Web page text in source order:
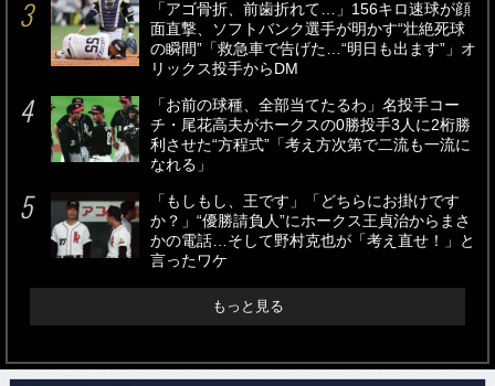
「アゴ骨折、前歯折れて…」156キロ速球が顔
面直撃、ソフトバンク選手が明かす“壮絶死球
の瞬間”「救急車で告げた…“明日も出ます”」オ
リックス投手からDM
「お前の球種、全部当てたるわ」名投手コー
チ・尾花高夫がホークスの0勝投手3人に2桁勝
利させた“方程式”「考え方次第で二流も一流に
なれる」
「もしもし、王です」「どちらにお掛けです
か？」“優勝請負人”にホークス王貞治からまさ
かの電話…そして野村克也が「考え直せ！」と
言ったワケ
もっと見る